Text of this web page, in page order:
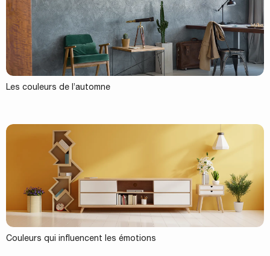
Les couleurs de l’automne
Couleurs qui influencent les émotions